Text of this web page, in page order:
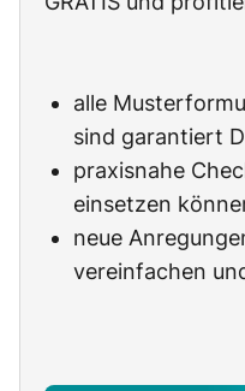
alle
sind garantiert
praxisnahe
einsetzen
neue
vereinfachen